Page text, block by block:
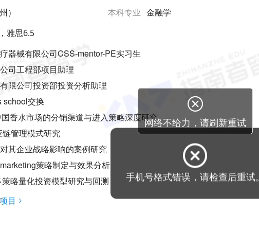
） 本科专业 金融学
雅思6.5
器械有限公司CSS-mentor-PE实习生
司工程部项目助理
限公司投资部投资分析助理
school交换
香水市场的分销渠道与进入策略深度研究
管理模式研究
其企业战略影响的案例研究
策略制定与效果分析
略量化投资模型研究与回测
目
手机号格式错误，请检查后重试。